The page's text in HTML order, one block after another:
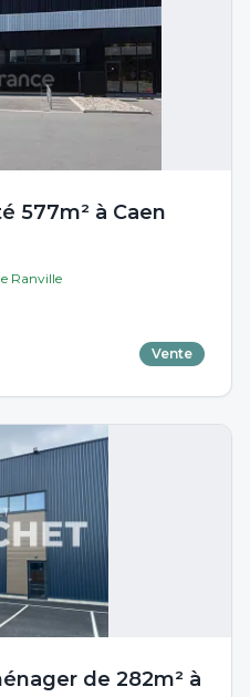
577m² à Caen
Ranville
Vente
de 282m² à